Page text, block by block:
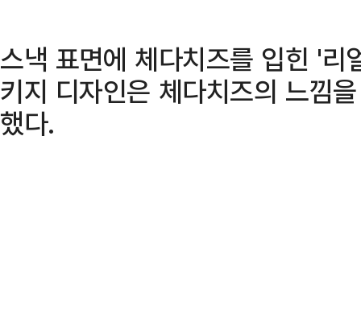
스낵 표면에 체다치즈를 입힌 '리
키지 디자인은 체다치즈의 느낌
했다.